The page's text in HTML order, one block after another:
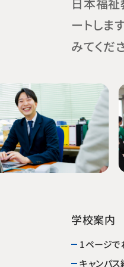
ートしま
みてくだ
学校案内
1ページで
キャンパ